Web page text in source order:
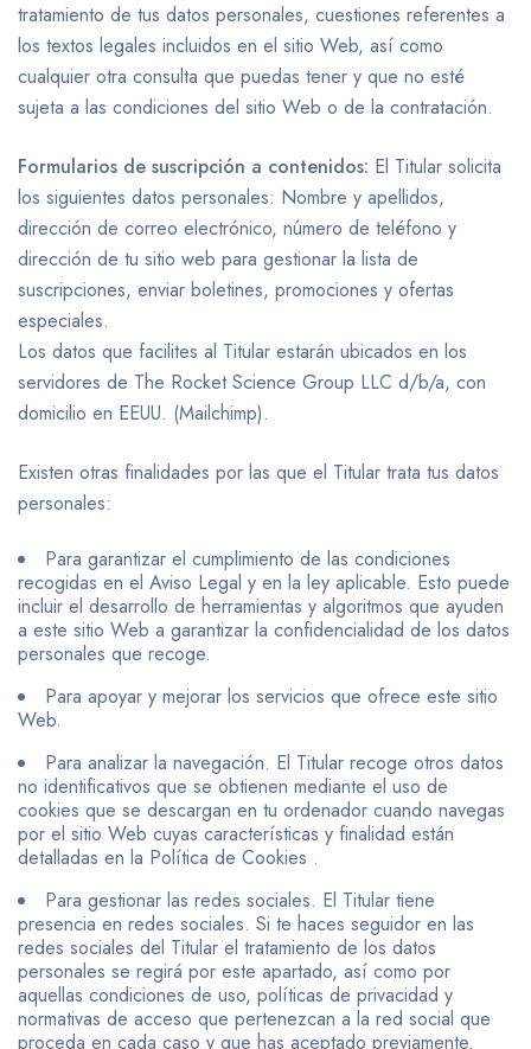
tratamiento de tus datos personales, cuestiones referentes a
los textos legales incluidos en el sitio Web, así como
cualquier otra consulta que puedas tener y que no esté
sujeta a las condiciones del sitio Web o de la contratación.
Formularios de suscripción a contenidos: El Titular solicita
los siguientes datos personales: Nombre y apellidos,
dirección de correo electrónico, número de teléfono y
dirección de tu sitio web para gestionar la lista de
suscripciones, enviar boletines, promociones y ofertas
especiales.
Los datos que facilites al Titular estarán ubicados en los
servidores de The Rocket Science Group LLC d/b/a, con
domicilio en EEUU. (Mailchimp).
Existen otras finalidades por las que el Titular trata tus datos
personales:
Para garantizar el cumplimiento de las condiciones
recogidas en el Aviso Legal y en la ley aplicable. Esto puede
incluir el desarrollo de herramientas y algoritmos que ayuden
a este sitio Web a garantizar la confidencialidad de los datos
personales que recoge.
Para apoyar y mejorar los servicios que ofrece este sitio
Web.
Para analizar la navegación. El Titular recoge otros datos
no identificativos que se obtienen mediante el uso de
cookies que se descargan en tu ordenador cuando navegas
por el sitio Web cuyas características y finalidad están
detalladas en la Política de Cookies .
Para gestionar las redes sociales. El Titular tiene
presencia en redes sociales. Si te haces seguidor en las
redes sociales del Titular el tratamiento de los datos
personales se regirá por este apartado, así como por
aquellas condiciones de uso, políticas de privacidad y
normativas de acceso que pertenezcan a la red social que
proceda en cada caso y que has aceptado previamente.